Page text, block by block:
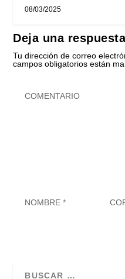
08/03/2025
Deja una
Tu dirección de correo
campos obligatorios están